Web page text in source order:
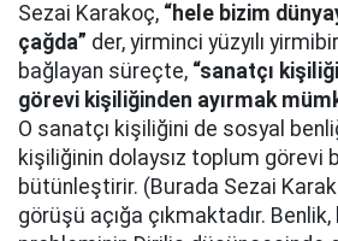
Sezai Karakoç, “hele bizim
çağda” der, yirminci yüzyılı
bağlayan süreçte, “sanatçı
görevi kişiliğinden ayırmak
O sanatçı kişiliğini de sosyal
kişiliğinin dolaysız toplum görevi
bütünleştirir. (Burada Sezai
görüşü açığa çıkmaktadır.